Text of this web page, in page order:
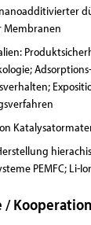
PEMFC; Li-
/